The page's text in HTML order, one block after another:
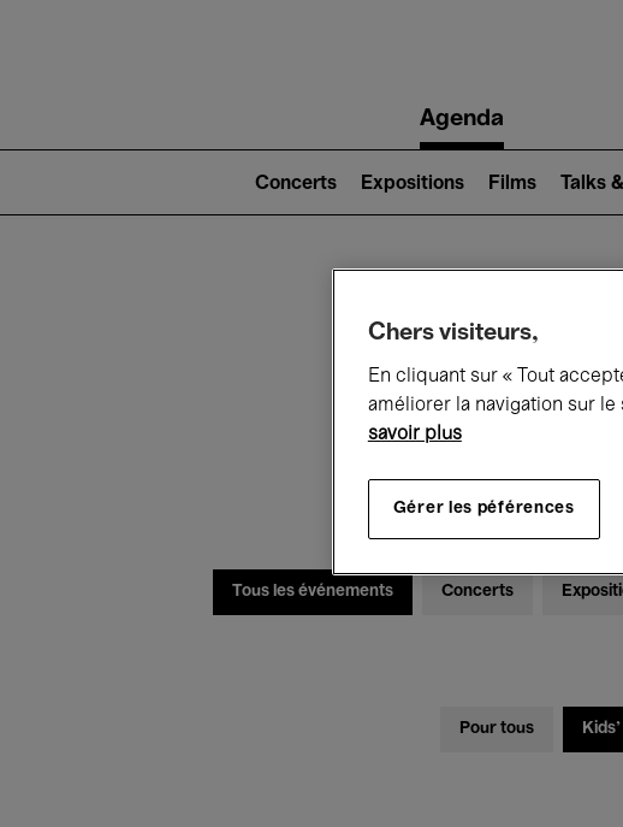
navigationAgenda
2)
Concerts Expositions Films Talks
Ce qui
Tous les événements Concerts
Pour tous
Chers visiteurs,
En cliquant sur « Tout
améliorer la navigation sur
savoir plus
Gérer les péférences